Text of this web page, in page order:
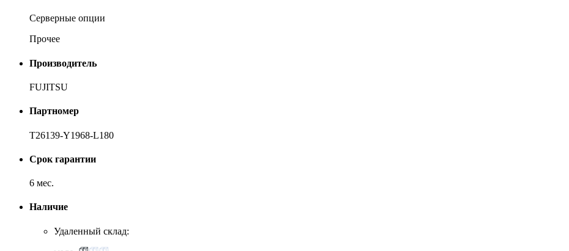
Серверные опции
Прочее
Производитель
FUJITSU
Партномер
T26139-Y1968-L180
Срок гарантии
6 мес.
Наличие
Удаленный склад: